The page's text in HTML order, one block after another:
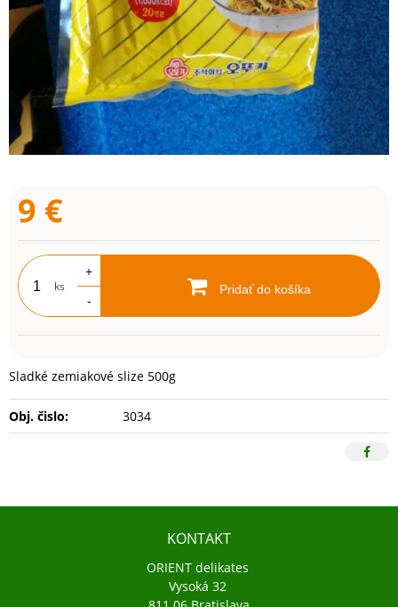
9 €
ks
+
-
Pridať do košíka
Sladké zemiakové slize 500g
Obj. čislo: 3034
KONTAKT
ORIENT delikates
Vysoká 32